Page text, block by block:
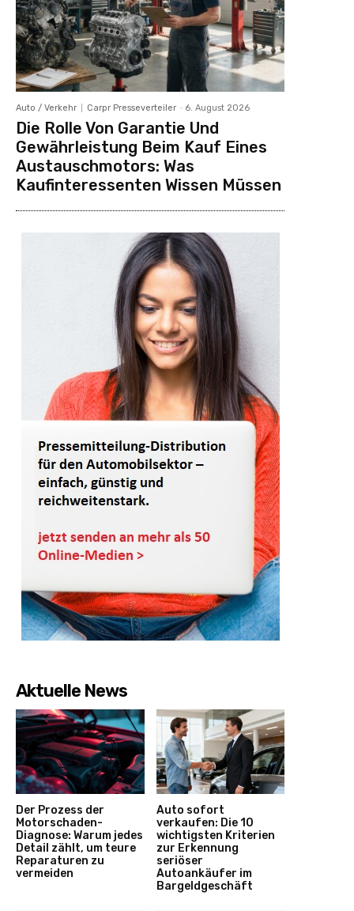
Auto / Verkehr Carpr Presseverteiler - 6. August 2026
Die Rolle Von Garantie Und
Gewährleistung Beim Kauf Eines
Austauschmotors: Was
Kaufinteressenten Wissen Müssen
Aktuelle News
Der Prozess der
Motorschaden-
Diagnose: Warum jedes
Detail zählt, um teure
Reparaturen zu
vermeiden
Auto sofort
verkaufen: Die 10
wichtigsten Kriterien
zur Erkennung
seriöser
Autoankäufer im
Bargeldgeschäft